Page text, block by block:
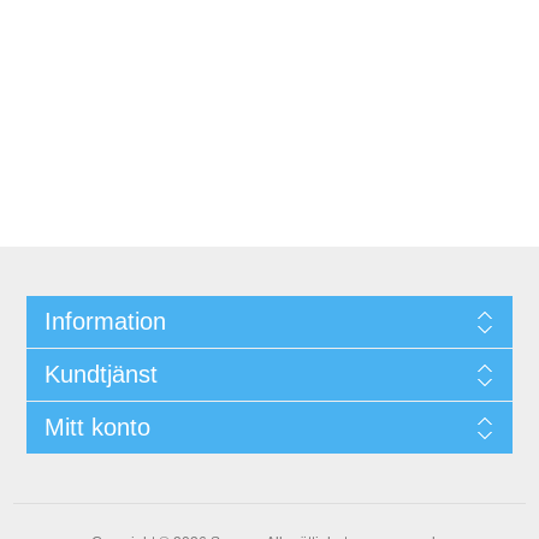
Information
Kundtjänst
Mitt konto